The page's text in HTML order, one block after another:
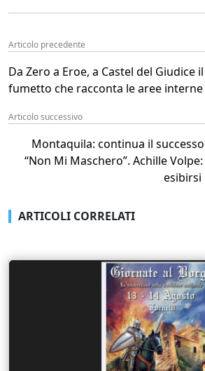
Articolo precedente
Da Zero a Eroe, a Castel del Giudice
fumetto che racconta le aree interne
Articolo successivo
Montaquila: continua il
“Non Mi Maschero”. Achille
esibirsi
ARTICOLI CORRELATI